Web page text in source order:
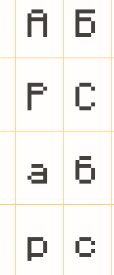
А Б
Р С
а б
р с